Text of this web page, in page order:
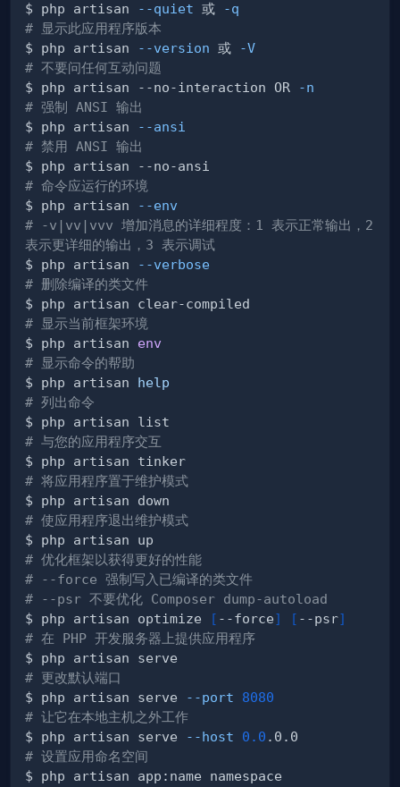
$ php artisan
--quiet 或
-q
# 显示此应用程序版本
$ php artisan
--version 或
-V
# 不要问任何互动问题
$ php artisan --no-interaction OR
-n
# 强制 ANSI 输出
$ php artisan
--ansi
# 禁用 ANSI 输出
# 命令应运行的环境
$ php artisan
--env
# -v|vv|vvv 增加消息的详细程度：1 表示正常输出，2
表示更详细的输出，3 表示调试
$ php artisan
--verbose
# 删除编译的类文件
# 显示当前框架环境
$ php artisan env
# 显示命令的帮助
$ php artisan help
# 列出命令
# 与您的应用程序交互
# 将应用程序置于维护模式
# 使应用程序退出维护模式
# 优化框架以获得更好的性能
# --force 强制写入已编译的类文件
# --psr 不要优化 Composer dump-autoload
$ php artisan optimize
[ --force] [ --psr]
# 在 PHP 开发服务器上提供应用程序
# 更改默认端口
$ php artisan serve
--port
8080
# 让它在本地主机之外工作
$ php artisan serve
--host 0.0
# 设置应用命名空间